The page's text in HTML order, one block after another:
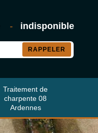
- indisponible
Traitement de
charpente 08
Ardennes